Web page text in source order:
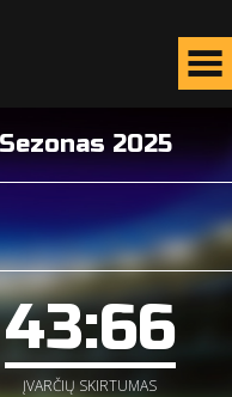
2025
43:66
ĮVARČIŲ SKIRTUMAS